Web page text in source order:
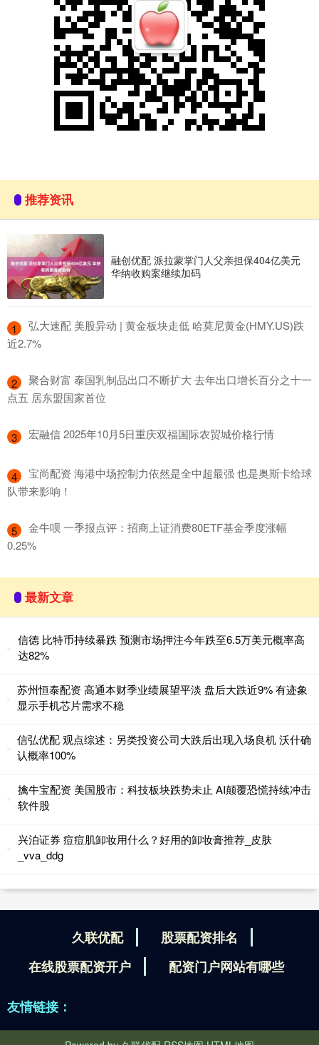
推荐资讯
融创优配 派拉蒙掌门人父亲担保404亿美元
华纳收购案继续加码
1
​弘大速配 美股异动 | 黄金板块走低 哈莫尼黄金(HMY.US)跌
近2.7%
2
​聚合财富 泰国乳制品出口不断扩大 去年出口增长百分之十一
点五 居东盟国家首位
3 ​宏融信 2025年10月5日重庆双福国际农贸城价格行情
4
​宝尚配资 海港中场控制力依然是全中超最强 也是奥斯卡给球
队带来影响！
5
​金牛呗 一季报点评：招商上证消费80ETF基金季度涨幅
0.25%
最新文章
信德 比特币持续暴跌 预测市场押注今年跌至6.5万美元概率高
达82%
苏州恒泰配资 高通本财季业绩展望平淡 盘后大跌近9% 有迹象
显示手机芯片需求不稳
信弘优配 观点综述：另类投资公司大跌后出现入场良机 沃什确
认概率100%
擒牛宝配资 美国股市：科技板块跌势未止 AI颠覆恐慌持续冲击
软件股
兴泊证券 痘痘肌卸妆用什么？好用的卸妆膏推荐_皮肤
_vva_ddg
久联优配
股票配资排名
在线股票配资开户
配资门户网站有哪些
友情链接：